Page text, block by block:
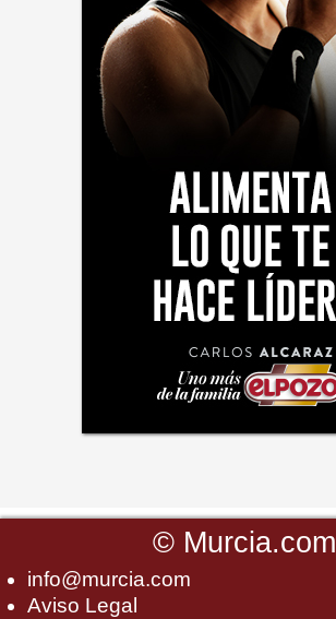
© Murcia.com
info@murcia.com
Aviso Legal